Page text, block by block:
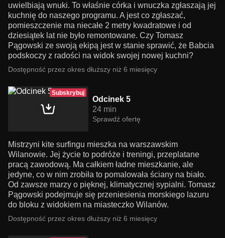
uwielbiają wnuki. To właśnie córka i wnuczka zgłaszają jej
kuchnię do naszego programu. A jest co zgłaszać,
pomieszczenie ma niecałe 2 metry kwadratowe i od
dziesiątek lat nie było remontowane. Czy Tomasz
Pągowski ze swoją ekipą jest w stanie sprawić, że Babcia
podskoczy z radości na widok swojej nowej kuchni?
Dostępność przez okres dłuższy niż 6 miesięcy
Subskrybuj
Odcinek 5
24 min
Sprawdź ofertę
Mistrzyni kite surfingu mieszka na warszawskim
Wilanowie. Jej życie to podróże i treningi, przeplatane
pracą zawodową. Ma całkiem ładne mieszkanie, ale
jedyne, co w nim zrobiła to pomalowała ściany na biało.
Od zawsze marzy o pięknej, klimatycznej sypialni. Tomasz
Pągowski podejmuje się przeniesienia morskiego lazuru
do bloku z widokiem na miasteczko Wilanów.
Dostępność przez okres dłuższy niż 6 miesięcy